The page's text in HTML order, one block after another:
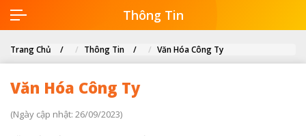
Trang Chủ Thông Tin Văn Hóa Công Ty
Thông Tin
Văn Hóa Công Ty
(Ngày cập nhật: 26/09/2023)